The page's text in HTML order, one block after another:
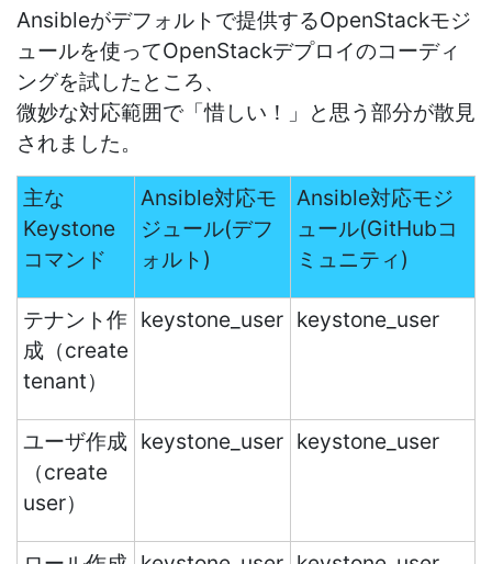
Ansibleがデフォルトで提供するOpenStackモジ
ュールを使ってOpenStackデプロイのコーディ
ングを試したところ、
微妙な対応範囲で「惜しい！」と思う部分が散見
されました。
主な
Keystone
コマンド
Ansible対応モ
ジュール(デフ
ォルト)
Ansible対応モジ
ュール(GitHubコ
ミュニティ)
テナント作
成（create
tenant）
keystone_user keystone_user
ユーザ作成
（create
user）
keystone_user keystone_user